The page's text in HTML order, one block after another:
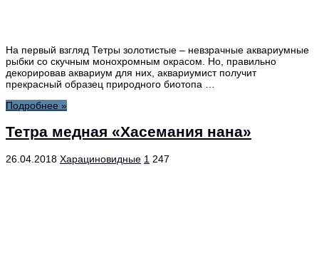
На первый взгляд Тетры золотистые – невзрачные аквариумные
рыбки со скучным монохромным окрасом. Но, правильно
декорировав аквариум для них, аквариумист получит
прекрасный образец природного биотопа …
Подробнее »
Тетра медная «Хасемания нана»
26.04.2018 Харациновидные 1 247